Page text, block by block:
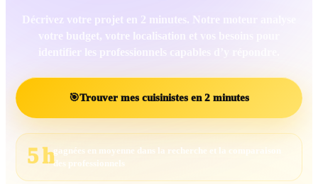
Décrivez votre projet en 2 minutes. Notre moteur analyse
votre budget, votre localisation et vos besoins pour
identifier les professionnels capables d’y répondre.
🎯Trouver mes cuisinistes en 2 minutes
5 hgagnées en moyenne dans la recherche et la comparaison
des professionnels